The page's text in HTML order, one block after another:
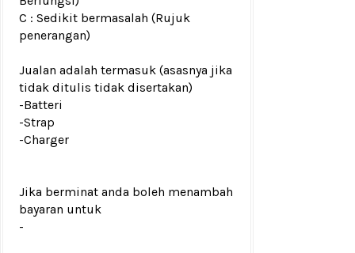
C : Sedikit bermasalah (Rujuk
penerangan)
Jualan adalah termasuk (asasnya jika
tidak ditulis tidak disertakan)
-Batteri
-Strap
-Charger
Jika berminat anda boleh menambah
bayaran untuk
-